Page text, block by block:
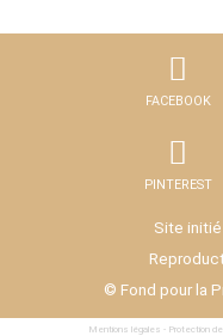
FACEBOOK
PINTEREST
Site
© Fond pour la
Mentions légales - Protection